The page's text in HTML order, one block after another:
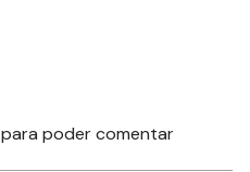
para poder comentar